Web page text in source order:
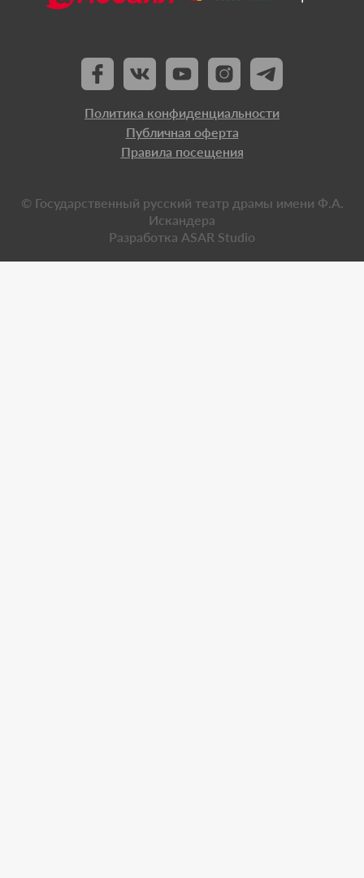
Политика конфиденциальности
Публичная оферта
Правила посещения
© Государственный русский театр драмы имени Ф.А.
Искандера
Разработка ASAR Studio